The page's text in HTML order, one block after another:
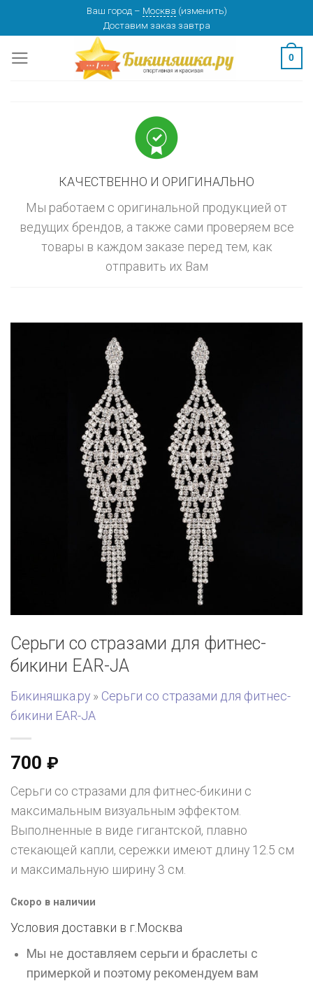
content
Ваш город – Москва (изменить)
Доставим заказ завтра
0
КАЧЕСТВЕННО И ОРИГИНАЛЬНО
Мы работаем с оригинальной продукцией от
ведущих брендов, а также сами проверяем все
товары в каждом заказе перед тем, как
отправить их Вам
Серьги со стразами для фитнес-
бикини EAR-JA
Бикиняшка.ру » Серьги со стразами для фитнес-
бикини EAR-JA
700 ₽
Серьги со стразами для фитнес-бикини с
максимальным визуальным эффектом.
Выполненные в виде гигантской, плавно
стекающей капли, сережки имеют длину 12.5 см
и максимальную ширину 3 см.
Скоро в наличии
изменить
Условия доставки в г. Москва
Мы не доставляем серьги и браслеты с
примеркой и поэтому рекомендуем вам